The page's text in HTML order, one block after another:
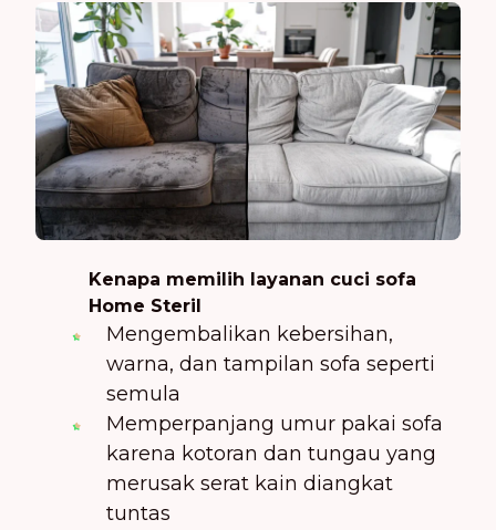
Kenapa memilih layanan cuci sofa
Home Steril
Mengembalikan kebersihan,
warna, dan tampilan sofa seperti
semula
Memperpanjang umur pakai sofa
karena kotoran dan tungau yang
merusak serat kain diangkat
tuntas